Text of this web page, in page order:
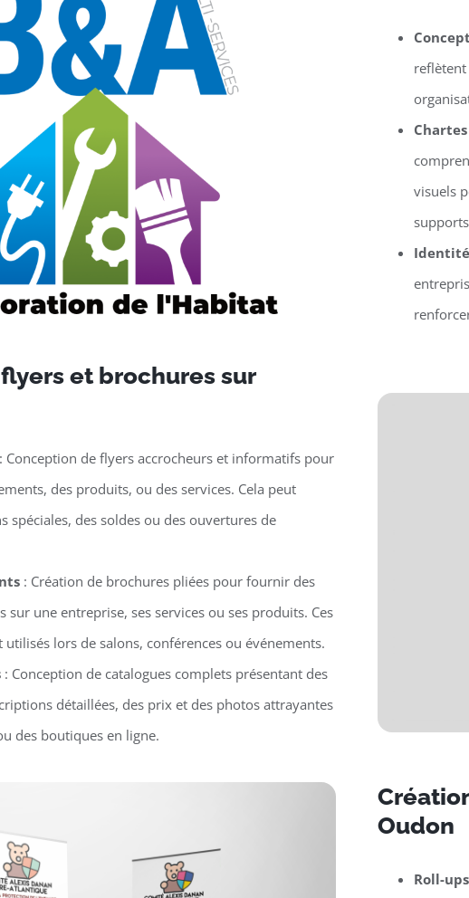
reflètent
visuels
et brochures sur
Conception de flyers accrocheurs et informatifs pour
des produits, ou des services. Cela peut
spéciales, des soldes ou des ouvertures de
: Création de brochures pliées pour fournir des
sur une entreprise, ses services ou ses produits. Ces
lors de salons, conférences ou événements.
: Conception de catalogues complets présentant des
détaillées, des prix et des photos attrayantes
des boutiques en ligne.
Oudon
Roll-ups